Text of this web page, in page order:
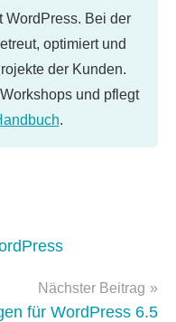
WordPress. Bei der
optimiert und
der Kunden.
und pflegt
.
Nächster Beitrag
für WordPress 6.5